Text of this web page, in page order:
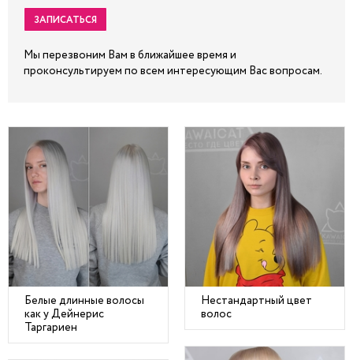
ЗАПИСАТЬСЯ
Мы перезвоним Вам в ближайшее время и
проконсультируем по всем интересующим Вас вопросам.
Белые длинные волосы
как у Дейнерис
Таргариен
Нестандартный цвет
волос